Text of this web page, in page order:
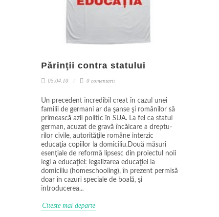
Părinţii contra statului
05.04.10 0 comentarii
Un precedent incredibil creat în cazul unei
familii de germani ar da şanse şi românilor să
primească azil poli­tic în SUA. La fel ca statul
german, acuzat de gravă încălcare a dreptu­
rilor civile, autorităţile române interzic
educaţia copiilor la domiciliu.Două măsuri
esenţiale de reformă lipsesc din proiectul noii
legi a educaţiei: legalizarea educaţiei la
domiciliu (homeschooling), în prezent permisă
doar în cazuri speciale de boală, şi
introducerea...
Citeste mai departe